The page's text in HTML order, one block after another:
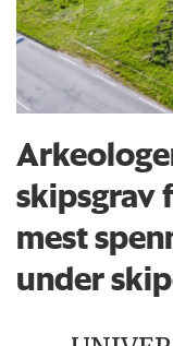
skipsgrav
mest
under